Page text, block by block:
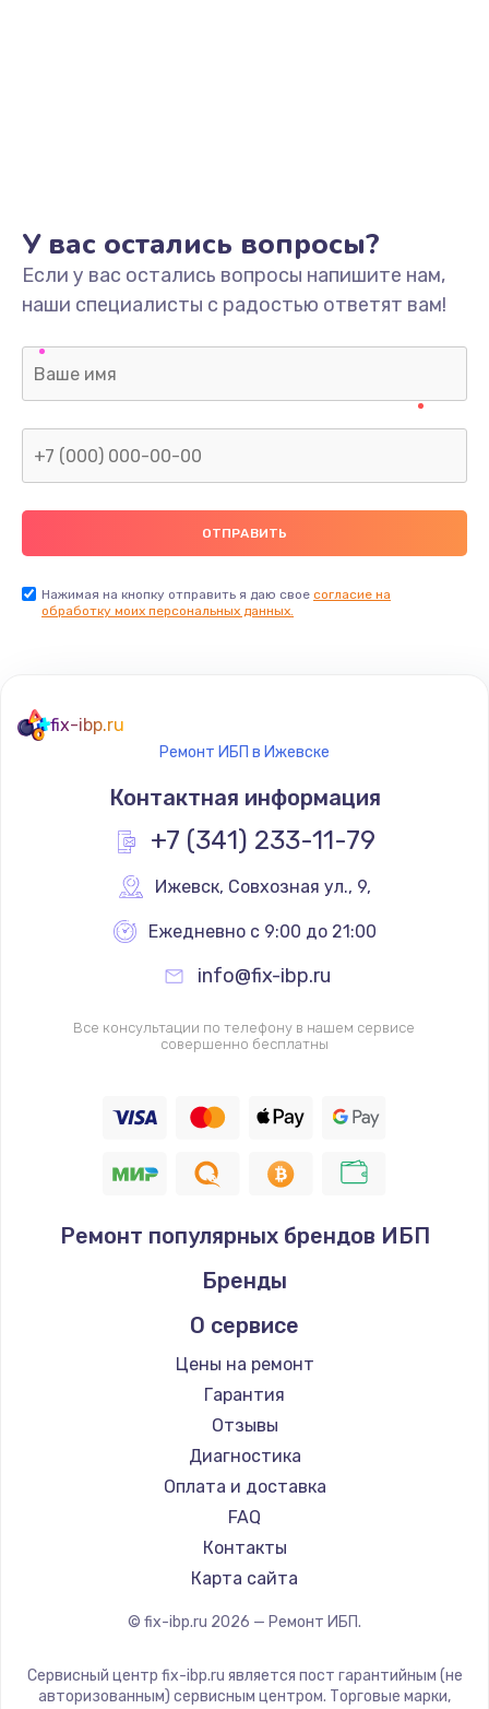
У вас остались вопросы?
Если у вас остались вопросы напишите нам,
наши специалисты с радостью ответят вам!
Нажимая на кнопку отправить я даю свое согласие на
обработку моих персональных данных.
fix-ibp.ru
Ремонт ИБП в Ижевске
Контактная информация
+7 (341) 233-11-79
Ижевск, Совхозная ул., 9,
Ежедневно с 9:00 до 21:00
info@fix-ibp.ru
Все консультации по телефону в нашем сервисе
совершенно бесплатны
Ремонт популярных брендов ИБП
Бренды
О сервисе
Цены на ремонт
Гарантия
Отзывы
Диагностика
Оплата и доставка
FAQ
Контакты
Карта сайта
© fix-ibp.ru 2026 — Ремонт ИБП.
Сервисный центр fix-ibp.ru является пост гарантийным (не
авторизованным) сервисным центром. Торговые марки,